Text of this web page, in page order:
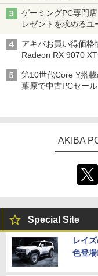
ゲーミングPC専門
レゼントを求めるユ
アキバお買い得価格
Radeon RX 9070
型モニターが9,801
第10世代Core Y搭
葉原で中古PCセール
AKIBA
Special Site
レイ
色登